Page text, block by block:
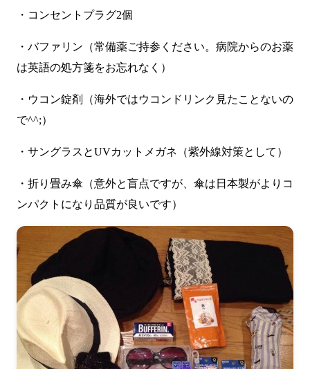
・コンセントプラグ2個
・バファリン（常備薬ご持参ください。病院からのお薬
は英語の処方箋をお忘れなく）
・ウコン錠剤（海外ではウコンドリンク見たことないの
で^^;）
・サングラスとUVカットメガネ（紫外線対策として）
・折り畳み傘（意外と盲点ですが、傘は日本製がよりコ
ンパクトになり品質が良いです）